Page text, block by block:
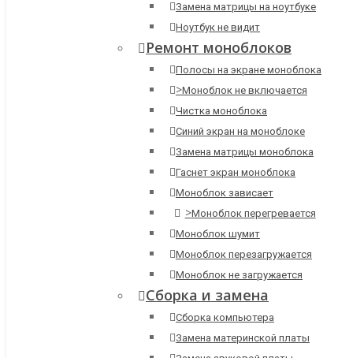
Замена матрицы на ноутбуке
Ноутбук не видит
Ремонт моноблоков
Полосы на экране моноблока
>Моноблок не включается
Чистка моноблока
Синий экран на моноблоке
Замена матрицы моноблока
Гаснет экран моноблока
Моноблок зависает
>Моноблок перегревается
Моноблок шумит
Моноблок перезагружается
Моноблок не загружается
Сборка и замена
Сборка компьютера
Замена материнской платы